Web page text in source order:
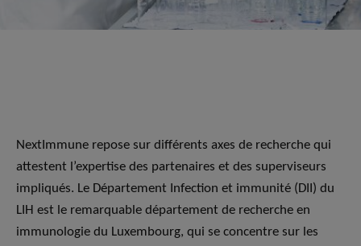
NextImmune repose sur différents axes de recherche qui
attestent l’expertise des partenaires et des superviseurs
impliqués. Le Département Infection et immunité (DII) du
LIH est le remarquable département de recherche en
immunologie du Luxembourg, qui se concentre sur les